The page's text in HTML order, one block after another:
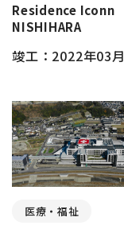
Residence Iconn
NISHIHARA
竣工：2022年03月
医療・福祉